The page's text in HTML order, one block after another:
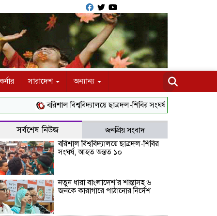
সারাদেশ অন্যান্য
বরিশাল বিশ্ববিদ্যালয়ে ছাত্রদল-শিবির সংঘর্ষ, আহত অন্তত ১০
সর্বশেষ নিউজ
জনপ্রিয় সংবাদ
বরিশাল বিশ্ববিদ্যালয়ে ছাত্রদল-শিবির
সংঘর্ষ, আহত অন্তত ১০
নতুন ধারা বাংলাদেশ’র শান্তাসহ ৬
জনকে কারাগারে পাঠানোর নির্দেশ